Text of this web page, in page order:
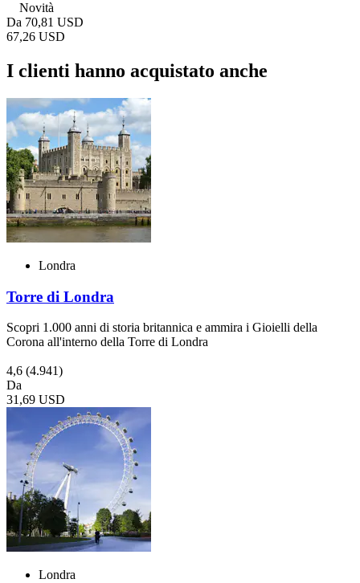
Novità
Da 70,81 USD
67,26 USD
I clienti hanno acquistato anche
Londra
Torre di Londra
Scopri 1.000 anni di storia britannica e ammira i Gioielli della
Corona all'interno della Torre di Londra
4,6 (4.941)
Da
31,69 USD
Londra